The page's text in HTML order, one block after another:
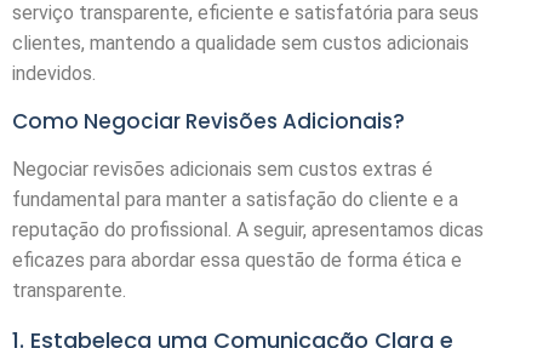
serviço transparente, eficiente e satisfatória para seus
clientes, mantendo a qualidade sem custos adicionais
indevidos.
Como Negociar Revisões Adicionais?
Negociar revisões adicionais sem custos extras é
fundamental para manter a satisfação do cliente e a
reputação do profissional. A seguir, apresentamos dicas
eficazes para abordar essa questão de forma ética e
transparente.
1. Estabeleça uma Comunicação Clara e